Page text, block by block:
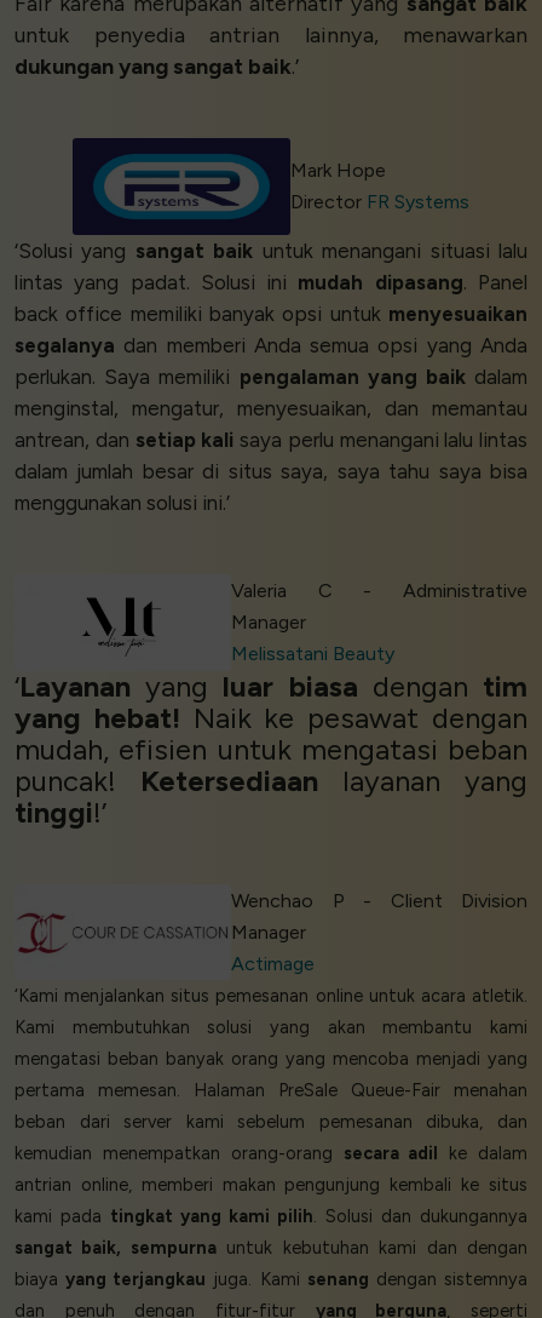
untuk penyedia antrian lainnya, menawarkan
dukungan yang sangat baik.’
Mark Hope
Director FR Systems
‘Solusi yang sangat baik untuk menangani situasi lalu
lintas yang padat. Solusi ini mudah dipasang. Panel
back office memiliki banyak opsi untuk menyesuaikan
segalanya dan memberi Anda semua opsi yang Anda
perlukan. Saya memiliki pengalaman yang baikdalam
menginstal, mengatur, menyesuaikan, dan memantau
antrean, dan setiap kali saya perlu menangani lalu lintas
dalam jumlah besar di situs saya, saya tahu saya bisa
menggunakan solusi ini.’
Valeria C - Administrative
Manager
Melissatani Beauty
‘Layanan yang luar biasa dengan tim
yang hebat! Naik ke pesawat dengan
mudah, efisien untuk mengatasi beban
puncak! Ketersediaan layanan yang
tinggi!’
Wenchao P - Client Division
Manager
Actimage
‘Kami menjalankan situs pemesanan online untuk acara atletik.
Kami membutuhkan solusi yang akan membantu kami
mengatasi beban banyak orang yang mencoba menjadi yang
pertama memesan. Halaman PreSale Queue-Fair menahan
beban dari server kami sebelum pemesanan dibuka, dan
kemudian menempatkan orang-orang secara adil ke dalam
antrian online, memberi makan pengunjung kembali ke situs
kami pada tingkat yang kami pilih. Solusi dan dukungannya
sangat baik, sempurnauntuk kebutuhan kami dan dengan
biayayang terjangkau juga. Kami senang dengan sistemnya
dan penuh dengan fitur-fitur yang berguna, seperti